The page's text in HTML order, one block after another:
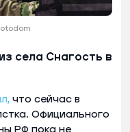
села Снагость в
что сейчас в
Официального
РФ пока не